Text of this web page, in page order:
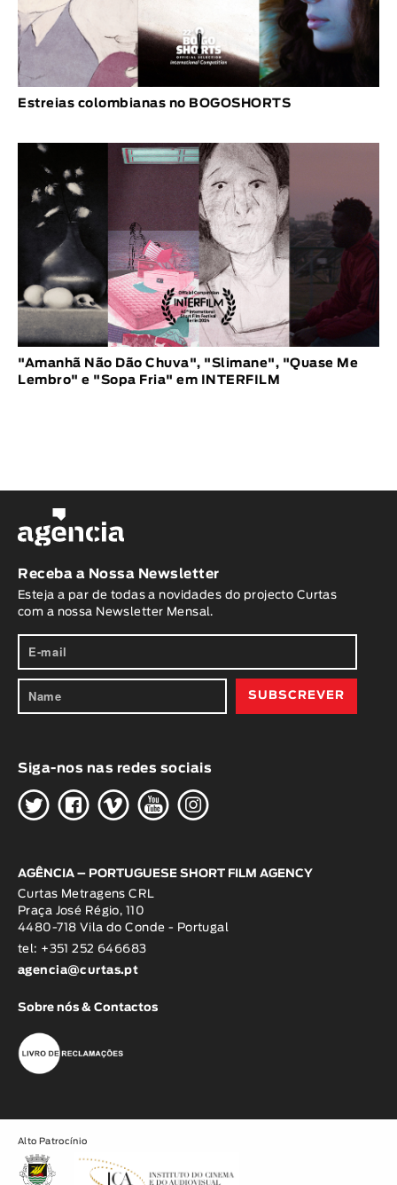
Estreias colombianas no BOGOSHORTS
"Amanhã Não Dão Chuva", "Slimane", "Quase Me
Lembro" e "Sopa Fria" em INTERFILM
Receba a Nossa Newsletter
Esteja a par de todas a novidades do projecto Curtas
com a nossa Newsletter Mensal.
Siga-nos nas redes sociais
HGWOK
AGÊNCIA – PORTUGUESE SHORT FILM AGENCY
Curtas Metragens CRL
Praça José Régio, 110
4480-718 Vila do Conde - Portugal
tel: +351 252 646683
agencia@curtas.pt
Sobre nós & Contactos
Alto Patrocínio